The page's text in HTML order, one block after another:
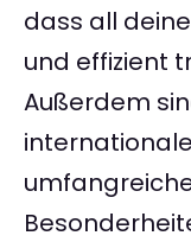
dass all
und effizient
Außerdem